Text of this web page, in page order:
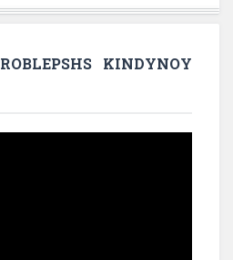
KINDYNOY